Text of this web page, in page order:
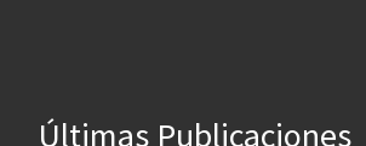
Últimas Publicaciones